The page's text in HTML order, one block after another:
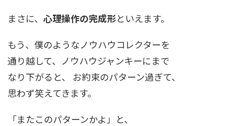
まさに、 心理操作の完成形といえます。
もう、僕のようなノウハウコレクターを
通り越して、ノウハウジャンキーにまで
なり下がると、 お約束のパターン過ぎて、
思わず笑えてきます。
「またこのパターンかよ」と、